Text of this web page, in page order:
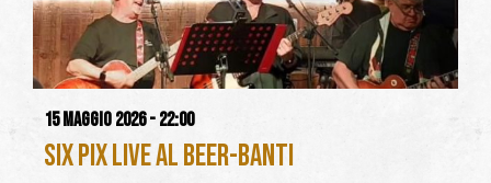
15 maggio 2026 - 22:00
Six Pix live al Beer-Banti